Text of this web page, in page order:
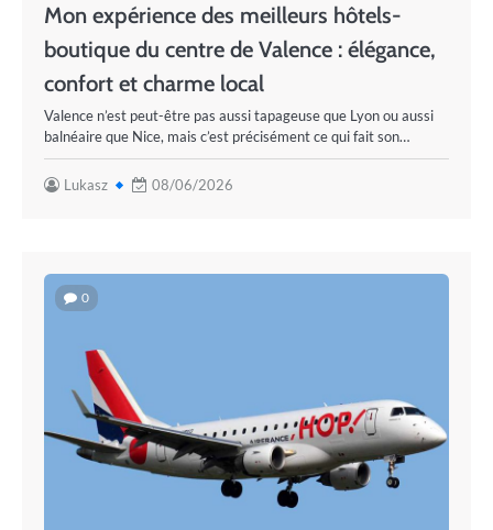
Mon expérience des meilleurs hôtels-
boutique du centre de Valence : élégance,
confort et charme local
Valence n’est peut-être pas aussi tapageuse que Lyon ou aussi
balnéaire que Nice, mais c’est précisément ce qui fait son…
Lukasz 08/06/2026
0